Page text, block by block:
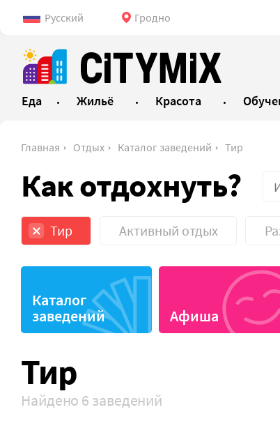
Русский Гродно
Еда Жильё Красота
Главная Отдых Каталог заведений Тир
Как отдохнуть?
Активный отдых
Культурный отдых
Тир Активный отдых
Каталог
заведений
Афиша
Тир
Найдено 6 заведений